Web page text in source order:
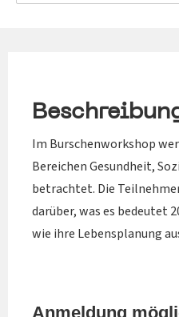
Im Burschenworkshop
Bereichen Gesundheit,
betrachtet. Die
darüber, was es bedeutet
wie ihre Lebensplanung
Anmeldung